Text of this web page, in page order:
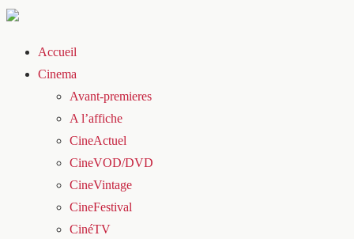
Accueil
Cinema
Avant-premieres
A l’affiche
CineActuel
CineVOD/DVD
CineVintage
CineFestival
CinéTV